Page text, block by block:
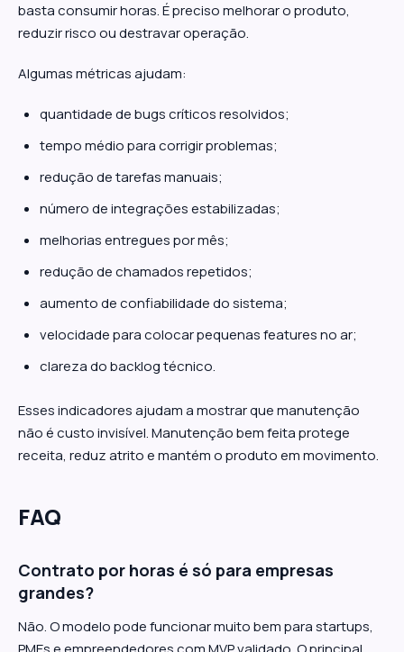
basta consumir horas. É preciso melhorar o produto,
reduzir risco ou destravar operação.
Algumas métricas ajudam:
quantidade de bugs críticos resolvidos;
tempo médio para corrigir problemas;
redução de tarefas manuais;
número de integrações estabilizadas;
melhorias entregues por mês;
redução de chamados repetidos;
aumento de confiabilidade do sistema;
velocidade para colocar pequenas features no ar;
clareza do backlog técnico.
Esses indicadores ajudam a mostrar que manutenção
não é custo invisível. Manutenção bem feita protege
receita, reduz atrito e mantém o produto em movimento.
FAQ
Contrato por horas é só para empresas
grandes?
Não. O modelo pode funcionar muito bem para startups,